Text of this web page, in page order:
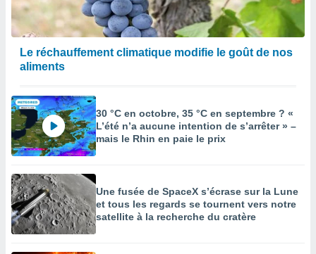
Le réchauffement climatique modifie le goût de nos
aliments
30 °C en octobre, 35 °C en septembre ? «
L’été n’a aucune intention de s’arrêter » –
mais le Rhin en paie le prix
Une fusée de SpaceX s’écrase sur la Lune
et tous les regards se tournent vers notre
satellite à la recherche du cratère